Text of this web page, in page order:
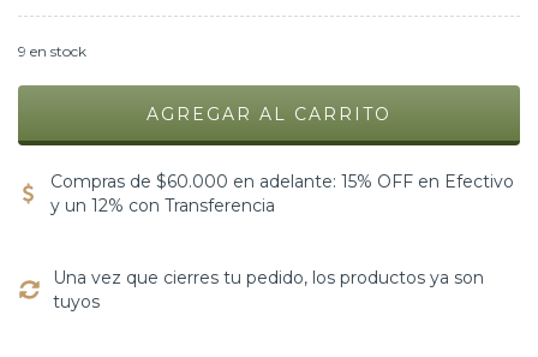
9 en stock
Compras de $60.000 en adelante: 15% OFF en Efectivo
y un 12% con Transferencia
Una vez que cierres tu pedido, los productos ya son
tuyos